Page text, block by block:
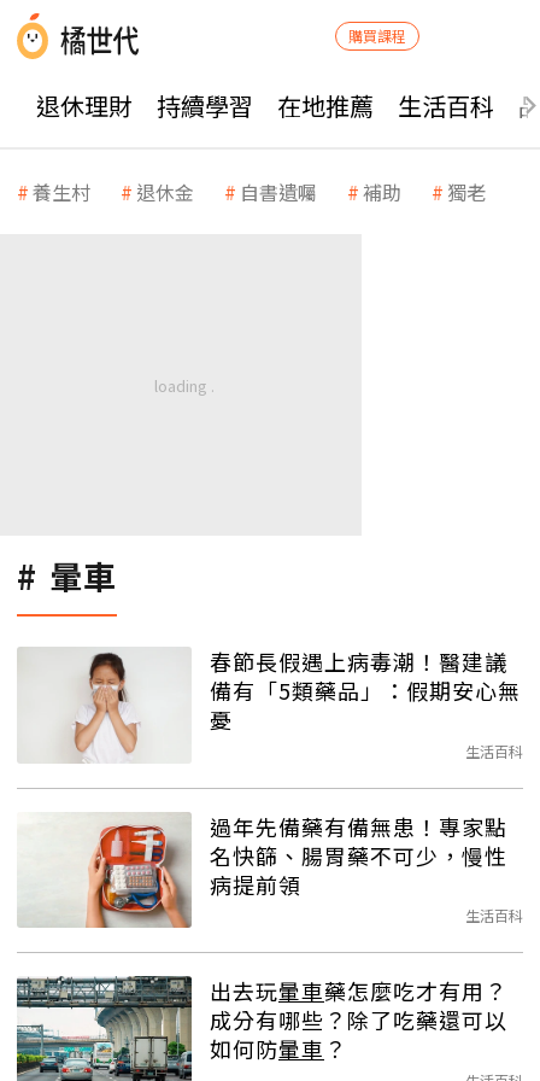
購買課程
退休理財 持續學習 在地推薦 生活百科
養生村 退休金 自書遺囑 補助 獨老
暈車
春節長假遇上病毒潮！醫建議
備有「5類藥品」：假期安心無
憂
生活百科
過年先備藥有備無患！專家點
名快篩、腸胃藥不可少，慢性
病提前領
生活百科
出去玩暈車藥怎麼吃才有用？
成分有哪些？除了吃藥還可以
如何防暈車 ？